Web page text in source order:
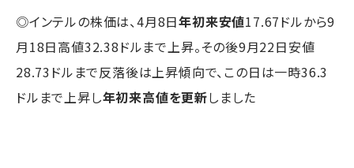
◎インテルの株価は、4月8日年初来安値17.67ドルから9
月18日高値32.38ドルまで上昇。その後9月22日安値
28.73ドルまで反落後は上昇傾向で、この日は一時36.3
ドルまで上昇し年初来高値を更新しました